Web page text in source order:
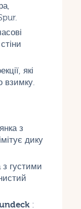
які
взимку.
з
дику
густими
: